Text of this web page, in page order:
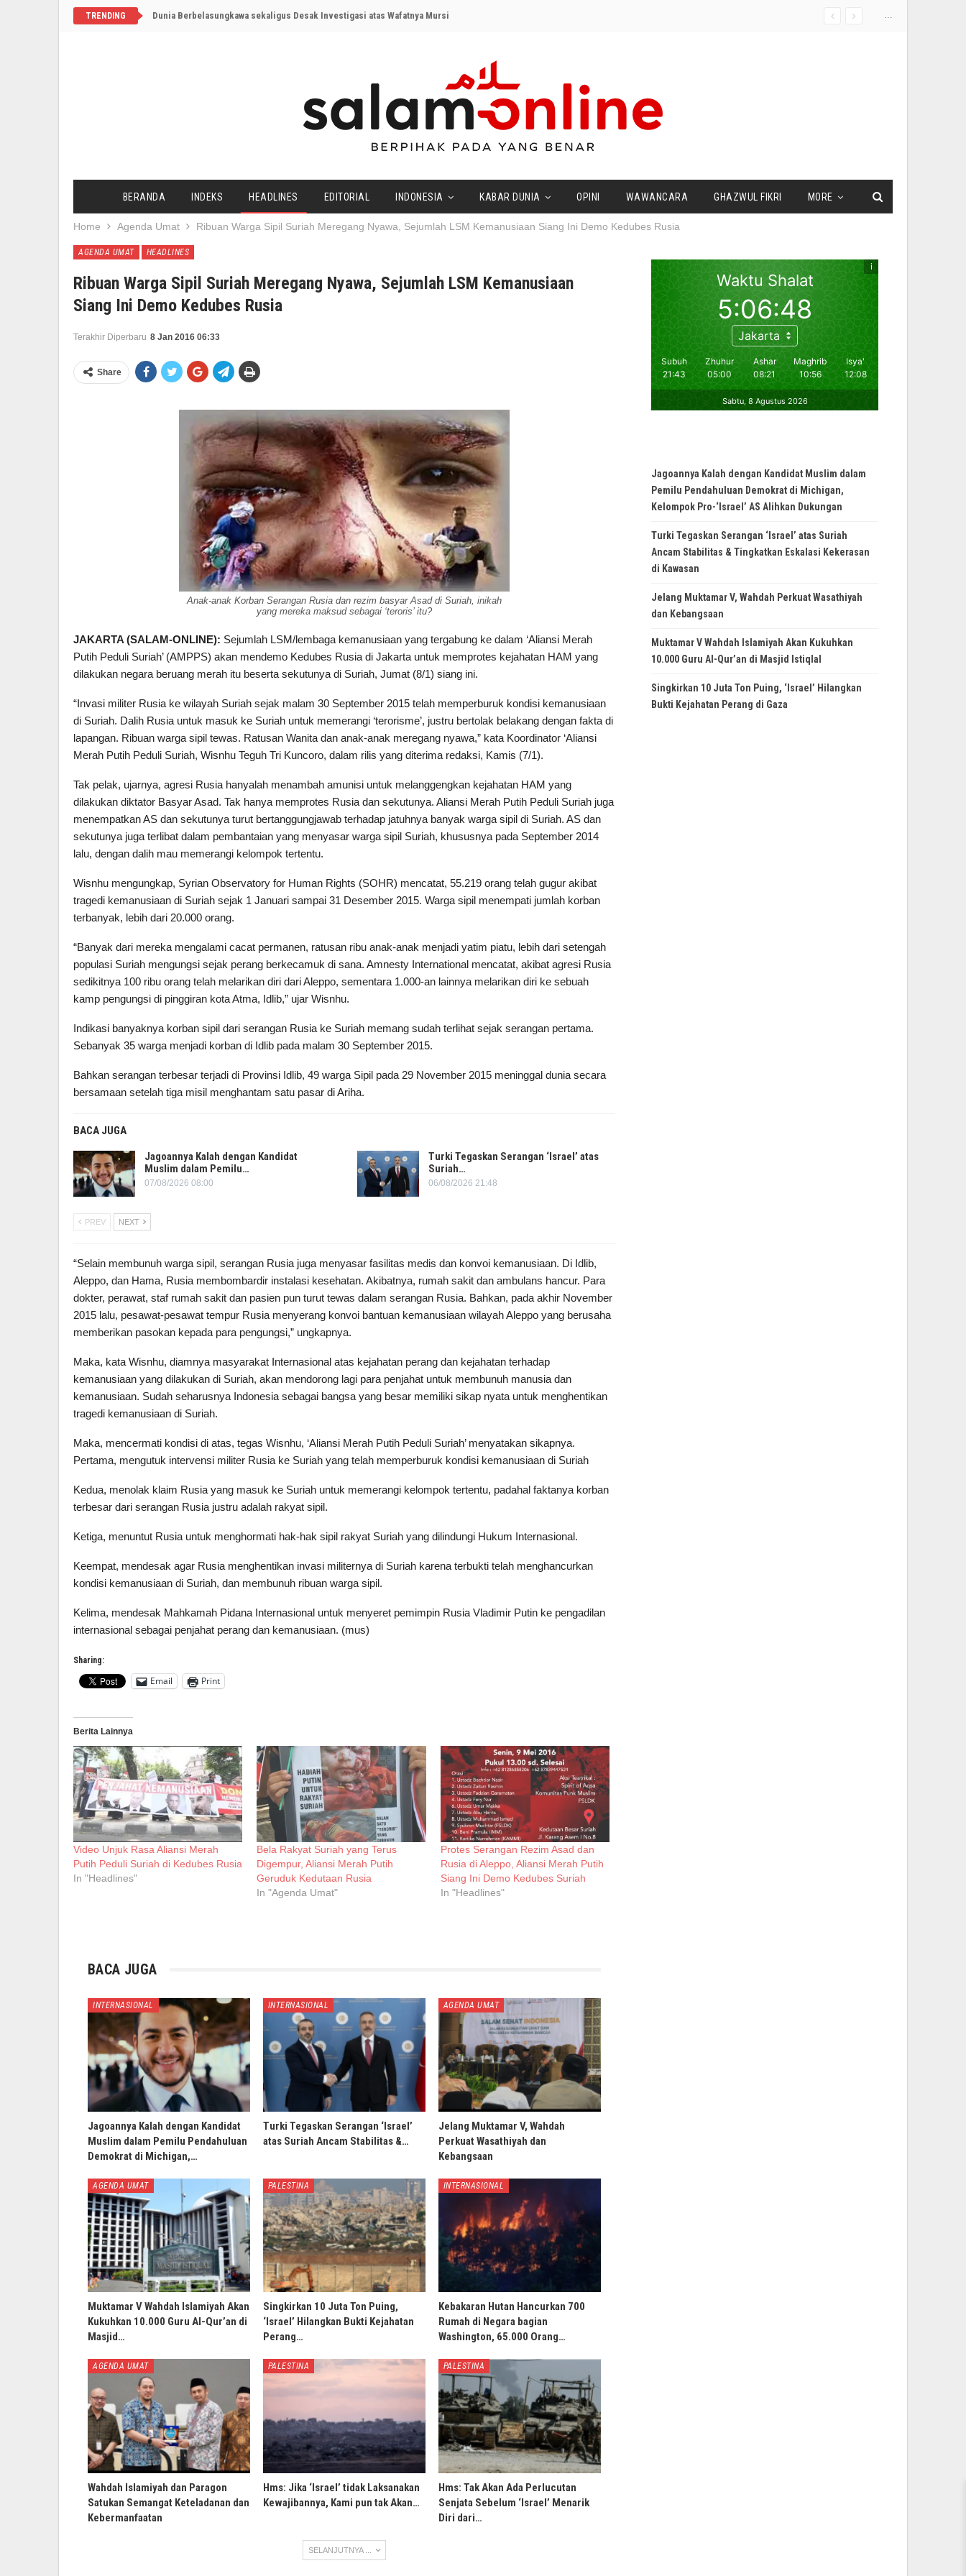
...
TRENDING Dunia Berbelasungkawa sekaligus Desak Investigasi atas Wafatnya Mursi
BERANDA INDEKS HEADLINES EDITORIAL INDONESIA KABAR DUNIA OPINI WAWANCARA GHAZWUL FIKRI MORE
Home Agenda Umat Ribuan Warga Sipil Suriah Meregang Nyawa, Sejumlah LSM Kemanusiaan Siang Ini Demo Kedubes Rusia
AGENDA UMAT HEADLINES
Ribuan Warga Sipil Suriah Meregang Nyawa, Sejumlah LSM Kemanusiaan
Siang Ini Demo Kedubes Rusia
Terakhir Diperbaru 8 Jan 2016 06:33
Share
Anak-anak Korban Serangan Rusia dan rezim basyar Asad di Suriah, inikah
yang mereka maksud sebagai ‘teroris’ itu?
JAKARTA (SALAM-ONLINE): Sejumlah LSM/lembaga kemanusiaan yang tergabung ke dalam ‘Aliansi Merah
Putih Peduli Suriah’ (AMPPS) akan mendemo Kedubes Rusia di Jakarta untuk memprotes kejahatan HAM yang
dilakukan negara beruang merah itu beserta sekutunya di Suriah, Jumat (8/1) siang ini.
“Invasi militer Rusia ke wilayah Suriah sejak malam 30 September 2015 telah memperburuk kondisi kemanusiaan
di Suriah. Dalih Rusia untuk masuk ke Suriah untuk memerangi ‘terorisme’, justru bertolak belakang dengan fakta di
lapangan. Ribuan warga sipil tewas. Ratusan Wanita dan anak-anak meregang nyawa,” kata Koordinator ‘Aliansi
Merah Putih Peduli Suriah, Wisnhu Teguh Tri Kuncoro, dalam rilis yang diterima redaksi, Kamis (7/1).
Tak pelak, ujarnya, agresi Rusia hanyalah menambah amunisi untuk melanggengkan kejahatan HAM yang
dilakukan diktator Basyar Asad. Tak hanya memprotes Rusia dan sekutunya. Aliansi Merah Putih Peduli Suriah juga
menempatkan AS dan sekutunya turut bertanggungjawab terhadap jatuhnya banyak warga sipil di Suriah. AS dan
sekutunya juga terlibat dalam pembantaian yang menyasar warga sipil Suriah, khususnya pada September 2014
lalu, dengan dalih mau memerangi kelompok tertentu.
Wisnhu mengungkap, Syrian Observatory for Human Rights (SOHR) mencatat, 55.219 orang telah gugur akibat
tragedi kemanusiaan di Suriah sejak 1 Januari sampai 31 Desember 2015. Warga sipil menempati jumlah korban
terbanyak, lebih dari 20.000 orang.
“Banyak dari mereka mengalami cacat permanen, ratusan ribu anak-anak menjadi yatim piatu, lebih dari setengah
populasi Suriah mengungsi sejak perang berkecamuk di sana. Amnesty International mencatat, akibat agresi Rusia
sedikitnya 100 ribu orang telah melarikan diri dari Aleppo, sementara 1.000-an lainnya melarikan diri ke sebuah
kamp pengungsi di pinggiran kota Atma, Idlib,” ujar Wisnhu.
Indikasi banyaknya korban sipil dari serangan Rusia ke Suriah memang sudah terlihat sejak serangan pertama.
Sebanyak 35 warga menjadi korban di Idlib pada malam 30 September 2015.
Bahkan serangan terbesar terjadi di Provinsi Idlib, 49 warga Sipil pada 29 November 2015 meninggal dunia secara
bersamaan setelah tiga misil menghantam satu pasar di Ariha.
BACA JUGA
Jagoannya Kalah dengan Kandidat
Muslim dalam Pemilu…
07/08/2026 08:00
Turki Tegaskan Serangan ‘Israel’ atas
Suriah…
06/08/2026 21:48
PREV NEXT
“Selain membunuh warga sipil, serangan Rusia juga menyasar fasilitas medis dan konvoi kemanusiaan. Di Idlib,
Aleppo, dan Hama, Rusia membombardir instalasi kesehatan. Akibatnya, rumah sakit dan ambulans hancur. Para
dokter, perawat, staf rumah sakit dan pasien pun turut tewas dalam serangan Rusia. Bahkan, pada akhir November
2015 lalu, pesawat-pesawat tempur Rusia menyerang konvoi bantuan kemanusiaan wilayah Aleppo yang berusaha
memberikan pasokan kepada para pengungsi,” ungkapnya.
Maka, kata Wisnhu, diamnya masyarakat Internasional atas kejahatan perang dan kejahatan terhadap
kemanusiaan yang dilakukan di Suriah, akan mendorong lagi para penjahat untuk membunuh manusia dan
kemanusiaan. Sudah seharusnya Indonesia sebagai bangsa yang besar memiliki sikap nyata untuk menghentikan
tragedi kemanusiaan di Suriah.
Maka, mencermati kondisi di atas, tegas Wisnhu, ‘Aliansi Merah Putih Peduli Suriah’ menyatakan sikapnya.
Pertama, mengutuk intervensi militer Rusia ke Suriah yang telah memperburuk kondisi kemanusiaan di Suriah
Kedua, menolak klaim Rusia yang masuk ke Suriah untuk memerangi kelompok tertentu, padahal faktanya korban
terbesar dari serangan Rusia justru adalah rakyat sipil.
Ketiga, menuntut Rusia untuk menghormati hak-hak sipil rakyat Suriah yang dilindungi Hukum Internasional.
Keempat, mendesak agar Rusia menghentikan invasi militernya di Suriah karena terbukti telah menghancurkan
kondisi kemanusiaan di Suriah, dan membunuh ribuan warga sipil.
Kelima, mendesak Mahkamah Pidana Internasional untuk menyeret pemimpin Rusia Vladimir Putin ke pengadilan
internasional sebagai penjahat perang dan kemanusiaan. (mus)
Sharing:
Email Print
Berita Lainnya
Video Unjuk Rasa Aliansi Merah
Putih Peduli Suriah di Kedubes Rusia
In "Headlines"
Bela Rakyat Suriah yang Terus
Digempur, Aliansi Merah Putih
Geruduk Kedutaan Rusia
In "Agenda Umat"
Protes Serangan Rezim Asad dan
Rusia di Aleppo, Aliansi Merah Putih
Siang Ini Demo Kedubes Suriah
In "Headlines"
BACA JUGA
INTERNASIONAL
Jagoannya Kalah dengan Kandidat
Muslim dalam Pemilu Pendahuluan
Demokrat di Michigan,…
INTERNASIONAL
Turki Tegaskan Serangan ‘Israel’
atas Suriah Ancam Stabilitas &…
AGENDA UMAT
Jelang Muktamar V, Wahdah
Perkuat Wasathiyah dan
Kebangsaan
AGENDA UMAT
Muktamar V Wahdah Islamiyah Akan
Kukuhkan 10.000 Guru Al-Qur’an di
Masjid…
PALESTINA
Singkirkan 10 Juta Ton Puing,
‘Israel’ Hilangkan Bukti Kejahatan
Perang…
INTERNASIONAL
Kebakaran Hutan Hancurkan 700
Rumah di Negara bagian
Washington, 65.000 Orang…
AGENDA UMAT
Wahdah Islamiyah dan Paragon
Satukan Semangat Keteladanan dan
Kebermanfaatan
PALESTINA
Hms: Jika ‘Israel’ tidak Laksanakan
Kewajibannya, Kami pun tak Akan…
PALESTINA
Hms: Tak Akan Ada Perlucutan
Senjata Sebelum ‘Israel’ Menarik
Diri dari…
SELANJUTNYA ...
Jagoannya Kalah dengan Kandidat Muslim dalam
Pemilu Pendahuluan Demokrat di Michigan,
Kelompok Pro-‘Israel’ AS Alihkan Dukungan
Turki Tegaskan Serangan ‘Israel’ atas Suriah
Ancam Stabilitas & Tingkatkan Eskalasi Kekerasan
di Kawasan
Jelang Muktamar V, Wahdah Perkuat Wasathiyah
dan Kebangsaan
Muktamar V Wahdah Islamiyah Akan Kukuhkan
10.000 Guru Al-Qur’an di Masjid Istiqlal
Singkirkan 10 Juta Ton Puing, ‘Israel’ Hilangkan
Bukti Kejahatan Perang di Gaza